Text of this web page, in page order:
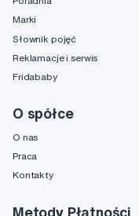
Marki
Słownik pojęć
Reklamacje i serwis
Fridababy
O spółce
O nas
Praca
Kontakty
Metody Płatności